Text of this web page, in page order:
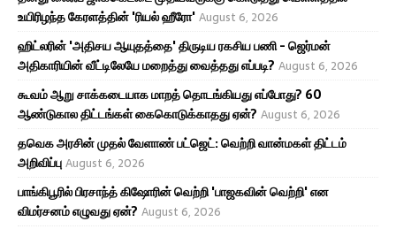
உயிரிழந்த கேரளத்தின் 'ரியல் ஹீரோ'August 6, 2026
ஹிட்லரின் 'அதிசய ஆயுதத்தை' திருடிய ரகசிய பணி - ஜெர்மன்
அதிகாரியின் வீட்டிலேயே மறைத்து வைத்தது எப்படி? August 6, 2026
கூவம் ஆறு சாக்கடையாக மாறத் தொடங்கியது எப்போது? 60
ஆண்டுகால திட்டங்கள் கைகொடுக்காதது ஏன்? August 6, 2026
தவெக அரசின் முதல் வேளாண் பட்ஜெட்: வெற்றி வான்மகள் திட்டம்
அறிவிப்புAugust 6, 2026
பாங்கிபூரில் பிரசாந்த் கிஷோரின் வெற்றி 'பாஜகவின் வெற்றி' என
விமர்சனம் எழுவது ஏன்? August 6, 2026